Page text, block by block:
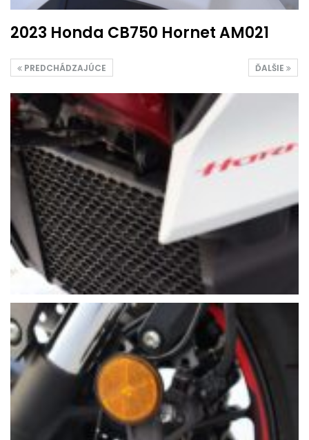
2023 Honda CB750 Hornet AM021
ĎALŠIE
PREDCHÁDZAJÚCE